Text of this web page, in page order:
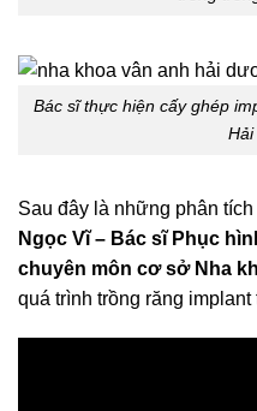
Bác sĩ thực hiện cấy ghép
Sau đây là những phân
Ngọc Vĩ – Bác sĩ Phục
chuyên môn cơ sở Nha
quá trình trồng răng